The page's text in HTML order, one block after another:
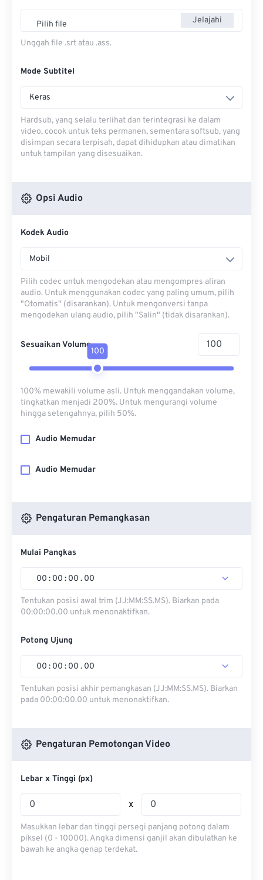
Pilih file Jelajahi
Unggah file .srt atau .ass.
Mode Subtitel
Keras
Hardsub, yang selalu terlihat dan terintegrasi ke dalam
video, cocok untuk teks permanen, sementara softsub, yang
disimpan secara terpisah, dapat dihidupkan atau dimatikan
untuk tampilan yang disesuaikan.
Opsi Audio
Kodek Audio
Mobil
Pilih codec untuk mengodekan atau mengompres aliran
audio. Untuk menggunakan codec yang paling umum, pilih
"Otomatis" (disarankan). Untuk mengonversi tanpa
mengodekan ulang audio, pilih "Salin" (tidak disarankan).
Sesuaikan Volume
100
100% mewakili volume asli. Untuk menggandakan volume,
tingkatkan menjadi 200%. Untuk mengurangi volume
hingga setengahnya, pilih 50%.
Audio Memudar
Audio Memudar
Pengaturan Pemangkasan
Mulai Pangkas
00 : 00 : 00 . 00
Tentukan posisi awal trim (JJ:MM:SS.MS). Biarkan pada
00:00:00.00 untuk menonaktifkan.
Potong Ujung
00 : 00 : 00 . 00
Tentukan posisi akhir pemangkasan (JJ:MM:SS.MS). Biarkan
pada 00:00:00.00 untuk menonaktifkan.
Pengaturan Pemotongan Video
Lebar x Tinggi (px)
x
Masukkan lebar dan tinggi persegi panjang potong dalam
piksel (0 - 10000). Angka dimensi ganjil akan dibulatkan ke
bawah ke angka genap terdekat.